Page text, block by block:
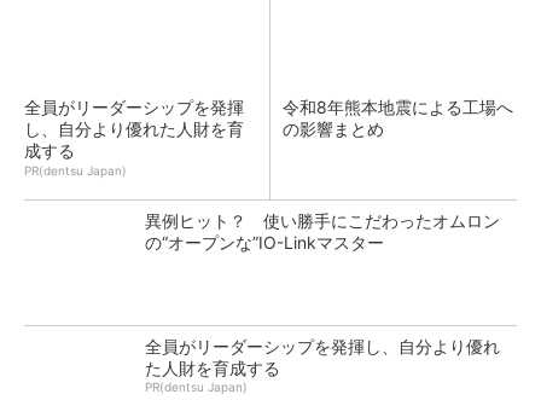
全員がリーダーシップを発揮
し、自分より優れた人財を育
成する
PR(dentsu Japan)
令和8年熊本地震による工場へ
の影響まとめ
異例ヒット？ 使い勝手にこだわったオムロン
の“オープンな”IO-Linkマスター
全員がリーダーシップを発揮し、自分より優れ
た人財を育成する
PR(dentsu Japan)